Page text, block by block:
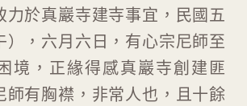
力於真巖寺建寺事宜，民國五
），六月六日，有心宗尼師至
境，正緣得感真巖寺創建匪
師有胸襟，非常人也，且十餘